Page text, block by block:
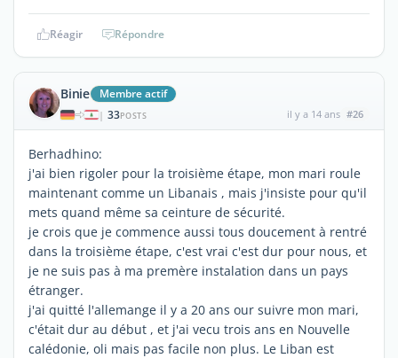
Réagir Répondre
Binie Membre actif
| 33POSTS il y a 14 ans #26
Berhadhino:
j'ai bien rigoler pour la troisième étape, mon mari roule
maintenant comme un Libanais , mais j'insiste pour qu'il
mets quand même sa ceinture de sécurité.
je crois que je commence aussi tous doucement à rentré
dans la troisième étape, c'est vrai c'est dur pour nous, et
je ne suis pas à ma premère instalation dans un pays
étranger.
j'ai quitté l'allemange il y a 20 ans our suivre mon mari,
c'était dur au début , et j'ai vecu trois ans en Nouvelle
calédonie, oli mais pas facile non plus. Le Liban est